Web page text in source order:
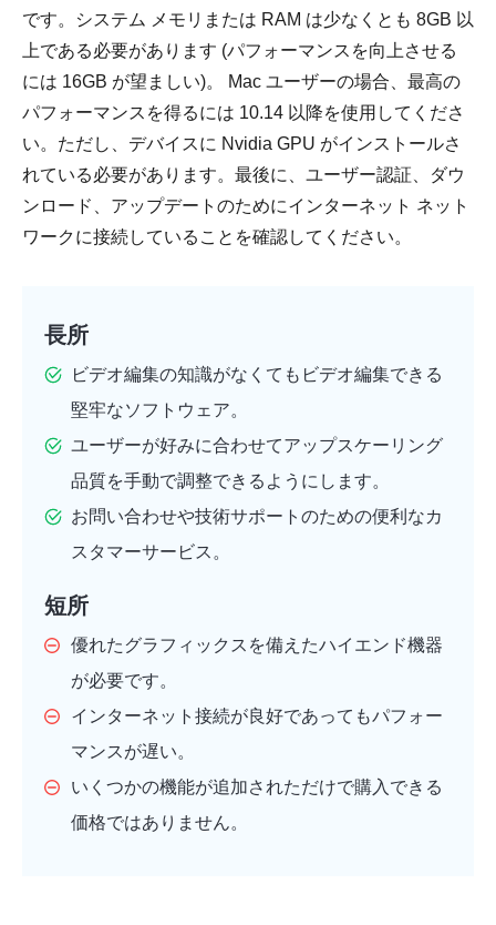
です。システム メモリまたは RAM は少なくとも 8GB 以
上である必要があります (パフォーマンスを向上させる
には 16GB が望ましい)。 Mac ユーザーの場合、最高の
パフォーマンスを得るには 10.14 以降を使用してくださ
い。ただし、デバイスに Nvidia GPU がインストールさ
れている必要があります。最後に、ユーザー認証、ダウ
ンロード、アップデートのためにインターネット ネット
ワークに接続していることを確認してください。
長所
ビデオ編集の知識がなくてもビデオ編集できる
堅牢なソフトウェア。
ユーザーが好みに合わせてアップスケーリング
品質を手動で調整できるようにします。
お問い合わせや技術サポートのための便利なカ
スタマーサービス。
短所
優れたグラフィックスを備えたハイエンド機器
が必要です。
インターネット接続が良好であってもパフォー
マンスが遅い。
いくつかの機能が追加されただけで購入できる
価格ではありません。